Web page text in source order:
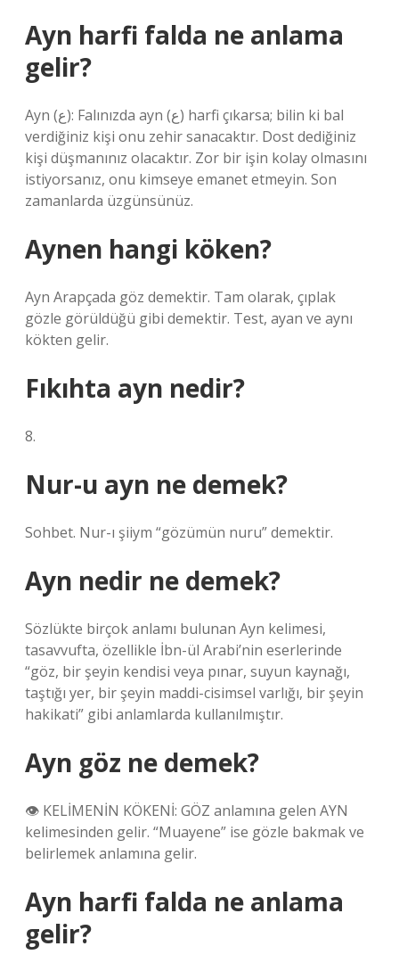
Ayn harfi falda ne anlama
gelir?
Ayn (ع): Falınızda ayn (ع) harfi çıkarsa; bilin ki bal
verdiğiniz kişi onu zehir sanacaktır. Dost dediğiniz
kişi düşmanınız olacaktır. Zor bir işin kolay olmasını
istiyorsanız, onu kimseye emanet etmeyin. Son
zamanlarda üzgünsünüz.
Aynen hangi köken?
Ayn Arapçada göz demektir. Tam olarak, çıplak
gözle görüldüğü gibi demektir. Test, ayan ve aynı
kökten gelir.
Fıkıhta ayn nedir?
8.
Nur-u ayn ne demek?
Sohbet. Nur-ı şiiym “gözümün nuru” demektir.
Ayn nedir ne demek?
Sözlükte birçok anlamı bulunan Ayn kelimesi,
tasavvufta, özellikle İbn-ül Arabi’nin eserlerinde
“göz, bir şeyin kendisi veya pınar, suyun kaynağı,
taştığı yer, bir şeyin maddi-cisimsel varlığı, bir şeyin
hakikati” gibi anlamlarda kullanılmıştır.
Ayn göz ne demek?
👁 KELİMENİN KÖKENİ: GÖZ anlamına gelen AYN
kelimesinden gelir. “Muayene” ise gözle bakmak ve
belirlemek anlamına gelir.
Ayn harfi falda ne anlama
gelir?